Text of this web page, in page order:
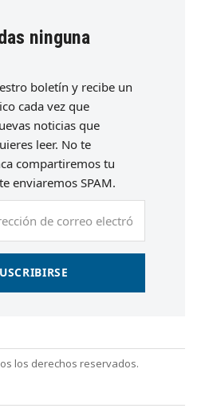
ninguna
boletín y recibe un
cada vez que
noticias que
leer. No te
compartiremos tu
enviaremos SPAM.
los derechos reservados.